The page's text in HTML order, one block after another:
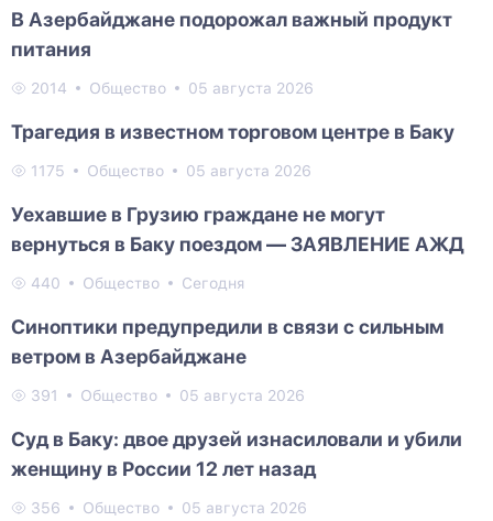
В Азербайджане подорожал важный продукт
питания
2014 Общество 05 августа 2026
Трагедия в известном торговом центре в Баку
1175 Общество 05 августа 2026
Уехавшие в Грузию граждане не могут
вернуться в Баку поездом — ЗАЯВЛЕНИЕ АЖД
440 Общество Сегодня
Синоптики предупредили в связи с сильным
ветром в Азербайджане
391 Общество 05 августа 2026
Суд в Баку: двое друзей изнасиловали и убили
женщину в России 12 лет назад
356 Общество 05 августа 2026